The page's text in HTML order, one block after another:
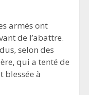
armés ont
de l’abattre.
selon des
qui a tenté de
blessée à